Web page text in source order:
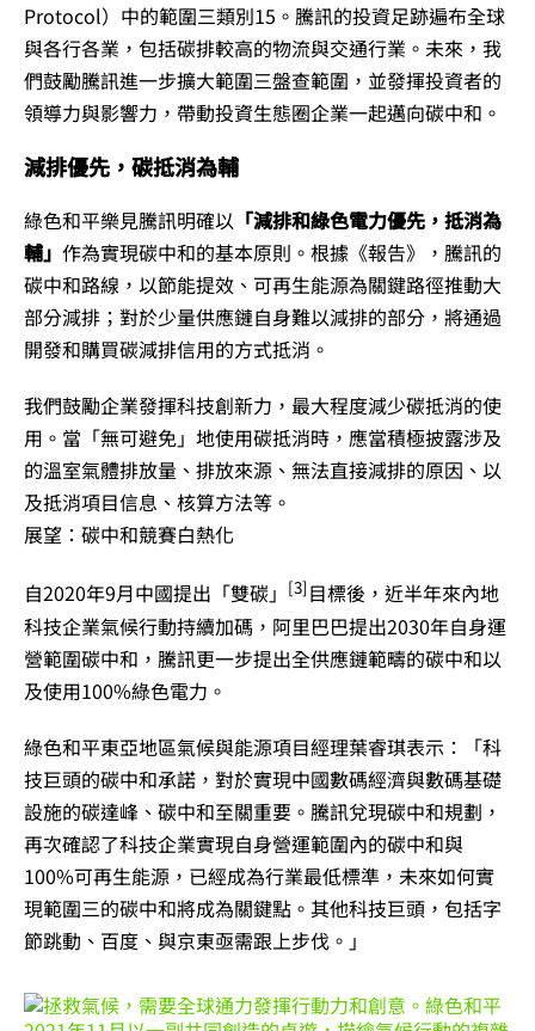
Protocol）中的範圍三類別15。騰訊的投資足跡遍布全球
與各行各業，包括碳排較高的物流與交通行業。未來，我
們鼓勵騰訊進一步擴大範圍三盤查範圍，並發揮投資者的
領導力與影響力，帶動投資生態圈企業一起邁向碳中和。
減排優先，碳抵消為輔
綠色和平樂見騰訊明確以 「減排和綠色電力優先，抵消為
輔」 作為實現碳中和的基本原則。根據《報告》，騰訊的
碳中和路線，以節能提效、可再生能源為關鍵路徑推動大
部分減排；對於少量供應鏈自身難以減排的部分，將通過
開發和購買碳減排信用的方式抵消。
我們鼓勵企業發揮科技創新力，最大程度減少碳抵消的使
用。當「無可避免」地使用碳抵消時，應當積極披露涉及
的溫室氣體排放量、排放來源、無法直接減排的原因、以
及抵消項目信息、核算方法等。
展望：碳中和競賽白熱化
自2020年9月中國提出「雙碳」 [3]目標後，近半年來內地
科技企業氣候行動持續加碼，阿里巴巴提出2030年自身運
營範圍碳中和，騰訊更一步提出全供應鏈範疇的碳中和以
及使用100%綠色電力。
綠色和平東亞地區氣候與能源項目經理葉睿琪表示：「科
技巨頭的碳中和承諾，對於實現中國數碼經濟與數碼基礎
設施的碳達峰、碳中和至關重要。騰訊兌現碳中和規劃，
再次確認了科技企業實現自身營運範圍內的碳中和與
100%可再生能源，已經成為行業最低標準，未來如何實
現範圍三的碳中和將成為關鍵點。其他科技巨頭，包括字
節跳動、百度、與京東亟需跟上步伐。」